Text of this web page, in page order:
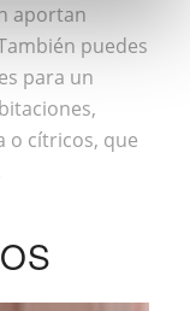
aportan
puedes
para un
o cítricos, que